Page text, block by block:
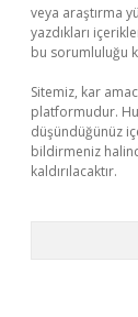
veya araştırma
yazdıkları
bu sorumluluğu
Sitemiz, kar
platformudur.
düşündüğünüz
bildirmeniz
kaldırılacaktır.